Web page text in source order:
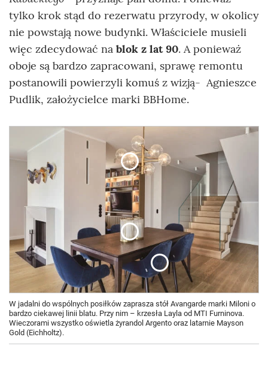
tylko krok stąd do rezerwatu przyrody, w okolicy
nie powstają nowe budynki. Właściciele musieli
więc zdecydować na blok z lat 90. A ponieważ
oboje są bardzo zapracowani, sprawę remontu
postanowili powierzyli komuś z wizją- Agnieszce
Pudlik, założycielce marki BBHome.
W jadalni do wspólnych posiłków zaprasza stół Avangarde marki Miloni o
bardzo ciekawej linii blatu. Przy nim – krzesła Layla od MTI Furninova.
Wieczorami wszystko oświetla żyrandol Argento oraz latarnie Mayson
Gold (Eichholtz).